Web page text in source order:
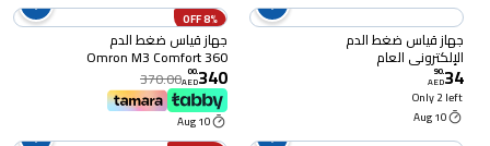
جهاز قياس ضغط الدم
الإلكتروني العام
34
.
90
AED
Only 2 left
10 Aug
8% OFF
جهاز قياس ضغط الدم
Omron M3 Comfort 360
Intelli Wrap Cuff
340
.
00
AED
370.00
10 Aug